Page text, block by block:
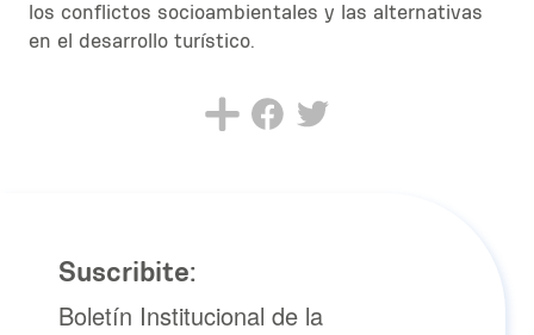
los conflictos socioambientales y las alternativas
en el desarrollo turístico.
Suscribite:
Boletín Institucional de la